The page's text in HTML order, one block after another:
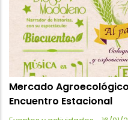
Mercado
Encuentro Estacional